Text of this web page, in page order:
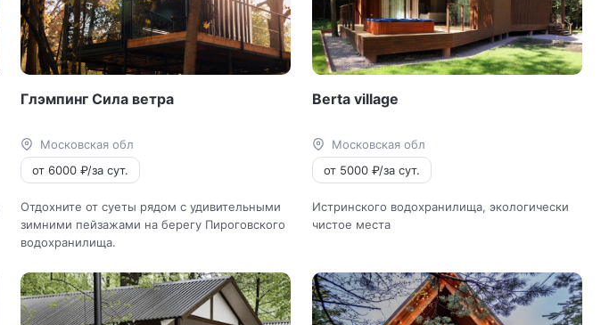
Глэмпинг Сила ветра
Московская обл
от 6000 ₽/за сут.
Отдохните от суеты рядом с удивительными
зимними пейзажами на берегу Пироговского
водохранилища.
Berta village
Московская обл
от 5000 ₽/за сут.
Истринского водохранилища, экологически
чистое места